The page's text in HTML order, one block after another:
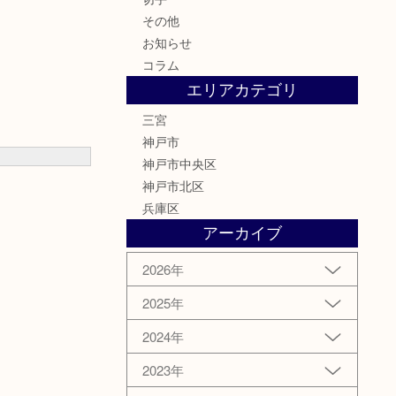
その他
お知らせ
コラム
エリアカテゴリ
三宮
神戸市
神戸市中央区
神戸市北区
兵庫区
アーカイブ
2026年
2025年
2024年
2023年